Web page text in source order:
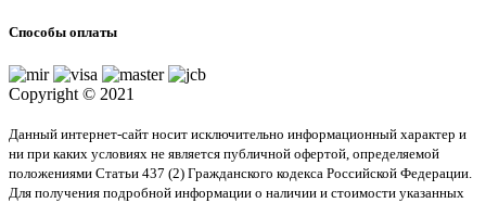
Способы оплаты
Copyright © 2021
Данный интернет-сайт носит исключительно информационный характер и
ни при каких условиях не является публичной офертой, определяемой
положениями Статьи 437 (2) Гражданского кодекса Российской Федерации.
Для получения подробной информации о наличии и стоимости указанных